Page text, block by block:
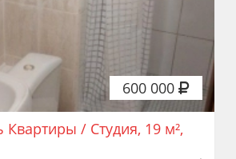
600 000
/ Студия, 19 м²,